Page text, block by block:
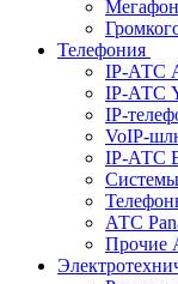
Телефония
IP-АТС
IP-АТС
IP-
VoIP-
IP-АТС
Системы
АТС
Прочие